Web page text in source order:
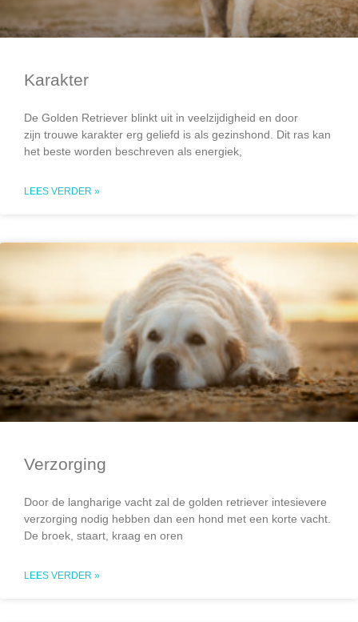
Karakter
De Golden Retriever blinkt uit in veelzijdigheid en door
zijn trouwe karakter erg geliefd is als gezinshond. Dit ras kan
het beste worden beschreven als energiek,
LEES VERDER »
Verzorging
Door de langharige vacht zal de golden retriever intesievere
verzorging nodig hebben dan een hond met een korte vacht.
De broek, staart, kraag en oren
LEES VERDER »